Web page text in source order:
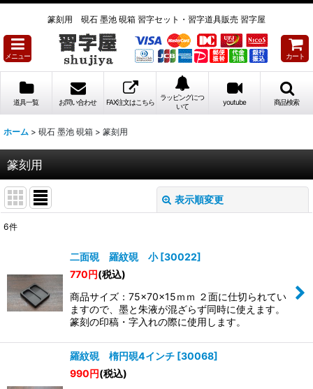
篆刻用 硯石 墨池 硯箱 習字セット・習字道具販売 習字屋
メニュー カート
道具一覧 お問い合わせ FAX注文はこちら
ラッピングにつ
いて
youtube 商品検索
ホーム > 硯石 墨池 硯箱 > 篆刻用
篆刻用
表示順変更
並び順:
絞り込む
6件
二面硯 羅紋硯 小 [30022]
770円(税込)
商品サイズ：75×70×15ｍｍ ２面に仕切られてい
ますので、墨と朱液が混ざらず同時に使えます。
篆刻の印稿・字入れの際に使用します。
羅紋硯 楕円硯4インチ [30068]
990円(税込)